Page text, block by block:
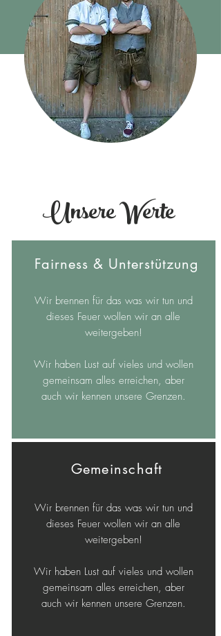
Unsere Werte
Fairness & Unterstützung
Wir brennen für das was wir tun und
dieses Feuer wollen wir an alle
weitergeben!
Wir haben Lust auf vieles und wollen
gemeinsam alles erreichen, aber
auch wir kennen unsere Grenzen.
Gemeinschaft
Wir brennen für das was wir tun und
dieses Feuer wollen wir an alle
weitergeben!
Wir haben Lust auf vieles und wollen
gemeinsam alles erreichen, aber
auch wir kennen unsere Grenzen.